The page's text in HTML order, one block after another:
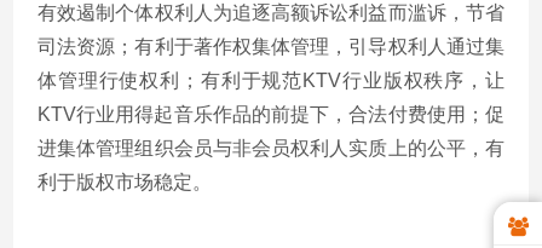
有效遏制个体权利人为追逐高额诉讼利益而滥诉，节省
司法资源；有利于著作权集体管理，引导权利人通过集
体管理行使权利；有利于规范KTV行业版权秩序，让
KTV行业用得起音乐作品的前提下，合法付费使用；促
进集体管理组织会员与非会员权利人实质上的公平，有
利于版权市场稳定。